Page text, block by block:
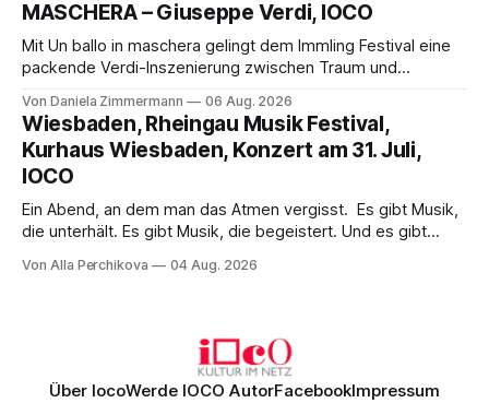
hinter den Erwartungen zurück.
MASCHERA – Giuseppe Verdi, IOCO
Mit Un ballo in maschera gelingt dem Immling Festival eine
packende Verdi-Inszenierung zwischen Traum und
psychologische Tiefe mit starken Bildern, getragen von
einem spielfreudigen Ensemble und einer musikalisch
überzeugenden Gesamtleistung.
Von Daniela Zimmermann 06 Aug. 2026
Wiesbaden, Rheingau Musik Festival,
Kurhaus Wiesbaden, Konzert am 31. Juli,
IOCO
Ein Abend, an dem man das Atmen vergisst. Es gibt Musik,
die unterhält. Es gibt Musik, die begeistert. Und es gibt
Genau so war der Abend im Kurhaus Wiesbaden, an dem
Von Alla Perchikova 04 Aug. 2026
Über IocoWerde IOCO AutorFacebookImpressum